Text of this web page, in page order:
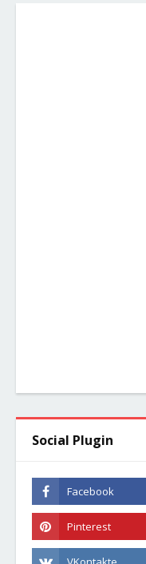
Social Plugin